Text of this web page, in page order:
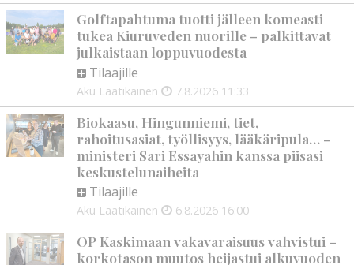
Golftapahtuma tuotti jälleen komeasti
tukea Kiuruveden nuorille – palkittavat
julkaistaan loppuvuodesta
Tilaajille
Aku Laatikainen 7.8.2026 11:33
Biokaasu, Hingunniemi, tiet,
rahoitusasiat, työllisyys, lääkäripula… –
ministeri Sari Essayahin kanssa piisasi
keskustelunaiheita
Tilaajille
Aku Laatikainen 6.8.2026 16:00
OP Kaskimaan vakavaraisuus vahvistui –
korkotason muutos heijastui alkuvuoden